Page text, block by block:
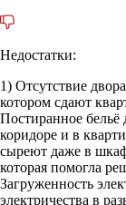
Недостатки:
1) Отсутствие
котором сдают
Постиранное бельё
коридоре и в
сыреют даже в
которая помогла
Загруженность
электричества в